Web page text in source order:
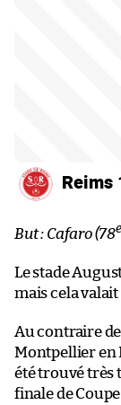
But : Cafaro (78e
Le stade
mais cela
Au contraire
Montpellier en
été trouvé très
finale de